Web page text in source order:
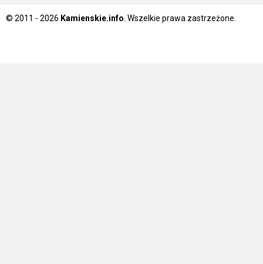
© 2011 - 2026 Kamienskie.info . Wszelkie prawa zastrzeżone.